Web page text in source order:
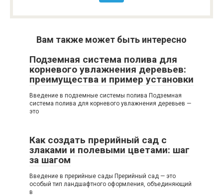
Вам также может быть интересно
Подземная система полива для
корневого увлажнения деревьев:
преимущества и пример установки
Введение в подземные системы полива Подземная
система полива для корневого увлажнения деревьев —
это
Как создать прерийный сад с
злаками и полевыми цветами: шаг
за шагом
Введение в прерийные сады Прерийный сад — это
особый тип ландшафтного оформления, объединяющий
в